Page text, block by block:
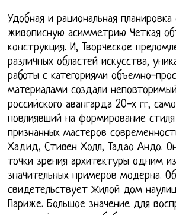
Удобная и рациональная
живописную асимметрию Четкая
конструкция. И, Творческое
различных областей искусства,
работы с категориями объемно-
материалами создали
российского авангарда 20-х гг,
повлиявший на формирование
признанных мастеров
Хадид, Стивен Холл, Тадао Андо.
точки зрения архитектуры одним
значительных примеров модерна.
свидетельствует жилой дом
Париже. Большое значение для